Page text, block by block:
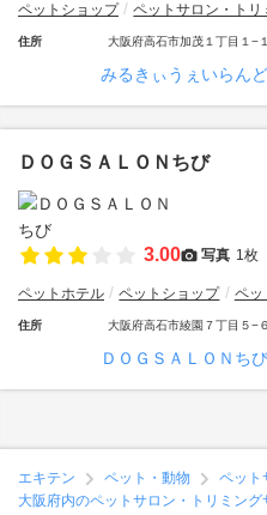
ペットショップ ペットサロン・トリ
住所 大阪府高石市加茂１丁目１−１
みるきぃうぇいらん
ＤＯＧＳＡＬＯＮちび
3.00 写真 1枚
ペットホテル ペットショップ ペッ
住所 大阪府高石市綾園７丁目５−
ＤＯＧＳＡＬＯＮち
エキテン ペット・動物
ペット
大阪府内のペットサロン・トリミング